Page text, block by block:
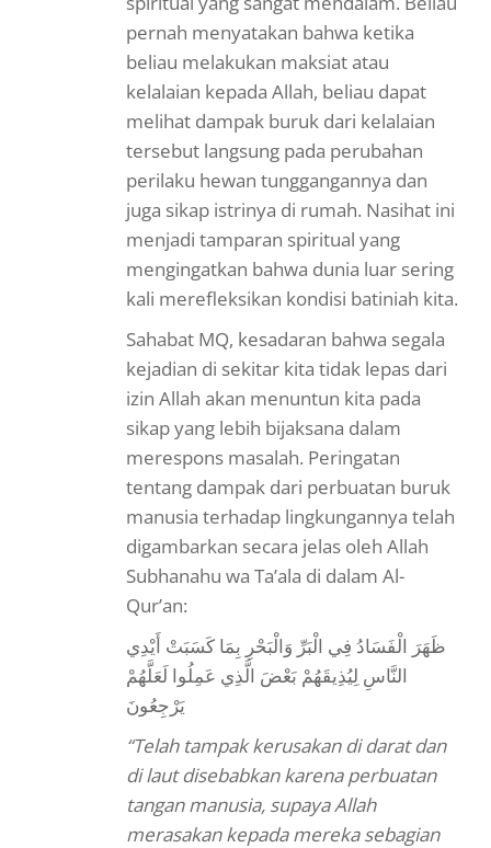
pernah menyatakan bahwa ketika
beliau melakukan maksiat atau
kelalaian kepada Allah, beliau dapat
melihat dampak buruk dari kelalaian
tersebut langsung pada perubahan
perilaku hewan tunggangannya dan
juga sikap istrinya di rumah. Nasihat ini
menjadi tamparan spiritual yang
mengingatkan bahwa dunia luar sering
kali merefleksikan kondisi batiniah kita.
Sahabat MQ, kesadaran bahwa segala
kejadian di sekitar kita tidak lepas dari
izin Allah akan menuntun kita pada
sikap yang lebih bijaksana dalam
merespons masalah. Peringatan
tentang dampak dari perbuatan buruk
manusia terhadap lingkungannya telah
digambarkan secara jelas oleh Allah
Subhanahu wa Ta’ala di dalam Al-
Qur’an:
ظَهَرَ الْفَسَادُ فِي الْبَرِّ وَالْبَحْرِ بِمَا كَسَبَتْ أَيْدِي
النَّاسِ لِيُذِيقَهُمْ بَعْضَ الَّذِي عَمِلُوا لَعَلَّهُمْ
يَرْجِعُونَ
“Telah tampak kerusakan di darat dan
di laut disebabkan karena perbuatan
tangan manusia, supaya Allah
merasakan kepada mereka sebagian